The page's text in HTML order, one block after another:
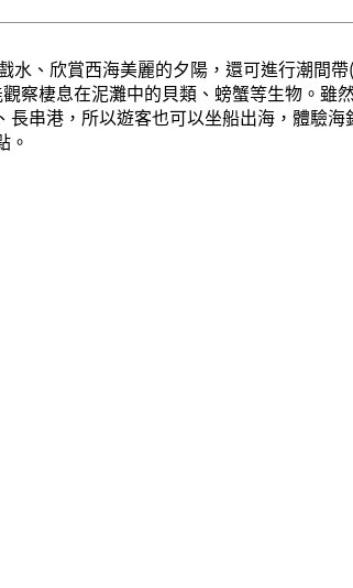
、欣賞西海美麗的夕陽，還可進行潮間帶
察棲息在泥灘中的貝類、螃蟹等生物。雖
串港，所以遊客也可以坐船出海，體驗海
。